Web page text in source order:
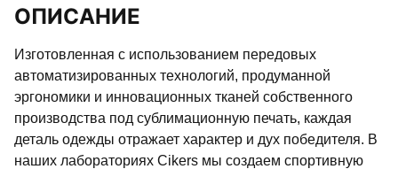
ОПИСАНИЕ
Изготовленная с использованием передовых
автоматизированных технологий, продуманной
эргономики и инновационных тканей собственного
производства под сублимационную печать, каждая
деталь одежды отражает характер и дух победителя. В
наших лабораториях Cikers мы создаем спортивную